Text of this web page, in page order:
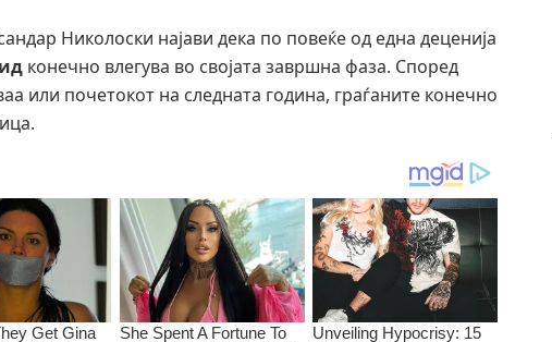
Николоски најави дека по повеќе од една деценија
конечно влегува во својата завршна фаза. Според
или почетокот на следната година, граѓаните конечно